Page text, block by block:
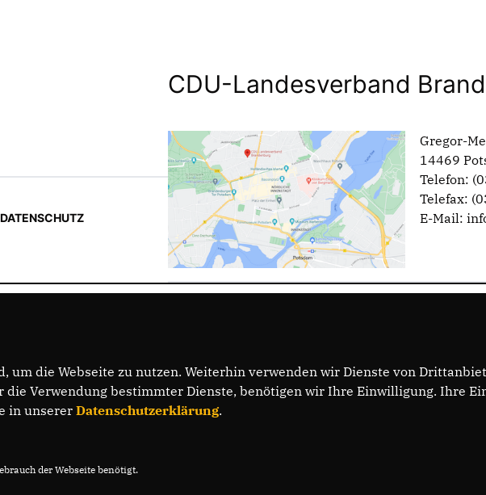
DATENSCHUTZ
CDU-Landesverband
Gregor-
14469
Telefon:
Telefax:
E-Mail:
um die Webseite zu nutzen. Weiterhin verwenden wir Dienste von
die Verwendung bestimmter Dienste, benötigen wir Ihre Einwilligung. Ihre
in unserer Datenschutzerklärung.
der Webseite benötigt.